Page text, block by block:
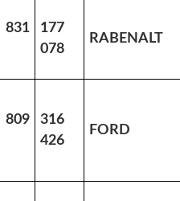
177
078
RABENALT
316
426
FORD